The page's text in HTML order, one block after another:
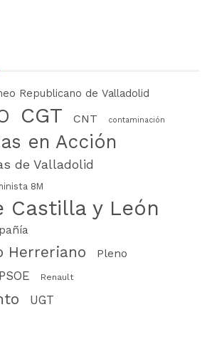
Republicano de Valladolid
CGT CNT contaminación
en Acción
de Valladolid
8M
Castilla y León
Herreriano
Pleno
PSOE Renault
UGT